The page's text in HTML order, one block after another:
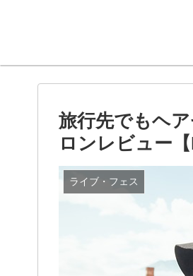
旅行先でもヘ
ロンレビュー
ライブ・フェス